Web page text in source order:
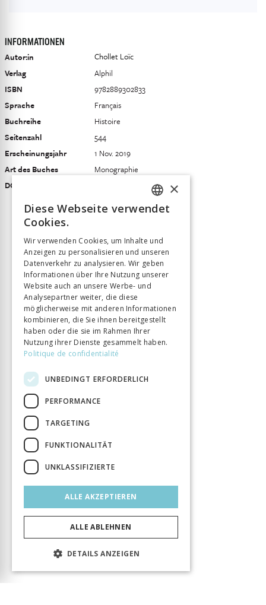
INFORMATIONEN
Autor:in
Chollet Loïc
Verlag
Alphil
ISBN
9782889302833
Sprache
Français
Buchreihe
Histoire
Seitenzahl
544
Erscheinungsjahr
1 Nov. 2019
Art des Buches
Monographie
DOI
10.33055/ALPHIL.03134
FRENCH
ITALIAN
×
Diese Webseite verwendet
Cookies.
Wir verwenden Cookies, um Inhalte und
Anzeigen zu personalisieren und unseren
Datenverkehr zu analysieren. Wir geben
Informationen über Ihre Nutzung unserer
Website auch an unsere Werbe- und
Analysepartner weiter, die diese
möglicherweise mit anderen Informationen
kombinieren, die Sie ihnen bereitgestellt
haben oder die sie im Rahmen Ihrer
Nutzung ihrer Dienste gesammelt haben.
Politique de confidentialité
UNBEDINGT ERFORDERLICH
PERFORMANCE
TARGETING
FUNKTIONALITÄT
UNKLASSIFIZIERTE
ALLE AKZEPTIEREN
ALLE ABLEHNEN
DETAILS ANZEIGEN